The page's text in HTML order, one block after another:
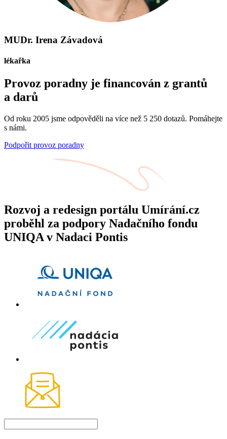
MUDr. Irena Závadová
lékařka
Provoz poradny je financován z grantů
a darů
Od roku 2005 jsme odpověděli na více než 5 250 dotazů. Pomáhejte
s námi.
Podpořit provoz poradny
Rozvoj a redesign portálu Umírání.cz
proběhl za podpory Nadačního fondu
UNIQA v Nadaci Pontis